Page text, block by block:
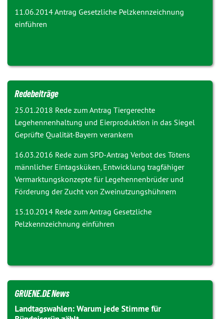
11.06.2014 Antrag Gesetzliche Pelzkennzeichnung
einführen
Redebeiträge
25.01.2018 Rede zum Antrag Tiergerechte
Legehennenhaltung und Eierproduktion in das Siegel
Geprüfte Qualität-Bayern verankern
16.03.2016 Rede zum SPD-Antrag Verbot des Tötens
männlicher Eintagsküken, Entwicklung tragfähiger
Vermarktungskonzepte für Legehennenbrüder und
Förderung der Zucht von Zweinutzungshühnern
15.10.2014 Rede zum Antrag Gesetzliche
Pelzkennzeichnung einführen
GRUENE.DE News
Landtagswahlen: Warum jede Stimme für